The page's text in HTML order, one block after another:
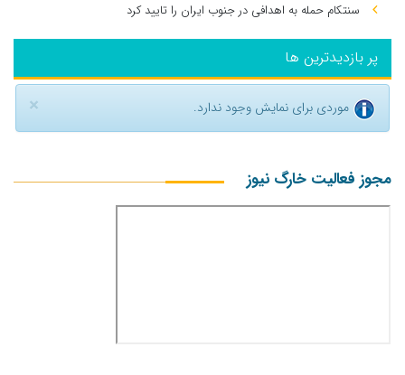
سنتکام حمله به اهدافی در جنوب ایران را تایید کرد
پر بازدیدترین ها
× موردی برای نمایش وجود ندارد.
مجوز فعالیت خارگ نیوز